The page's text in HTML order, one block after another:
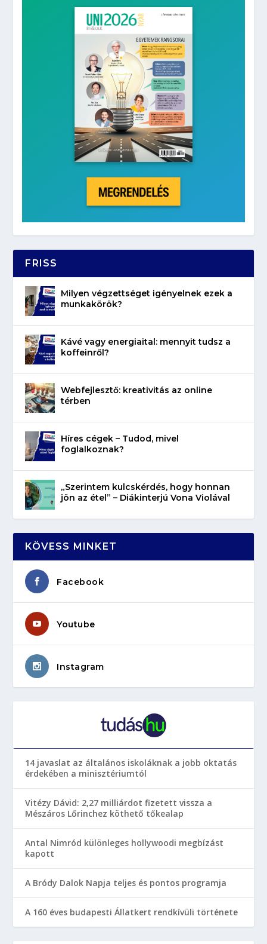
FRISS
Milyen végzettséget igényelnek ezek a
munkakörök?
Kávé vagy energiaital: mennyit tudsz a
koffeinről?
Webfejlesztő: kreativitás az online
térben
Híres cégek – Tudod, mivel
foglalkoznak?
„Szerintem kulcskérdés, hogy honnan
jön az étel” – Diákinterjú Vona Violával
KÖVESS MINKET
Facebook
Youtube
Instagram
14 javaslat az általános iskoláknak a jobb oktatás
érdekében a minisztériumtól
Vitézy Dávid: 2,27 milliárdot fizetett vissza a
Mészáros Lőrinchez köthető tőkealap
Antal Nimród különleges hollywoodi megbízást
kapott
A Bródy Dalok Napja teljes és pontos programja
A 160 éves budapesti Állatkert rendkívüli története